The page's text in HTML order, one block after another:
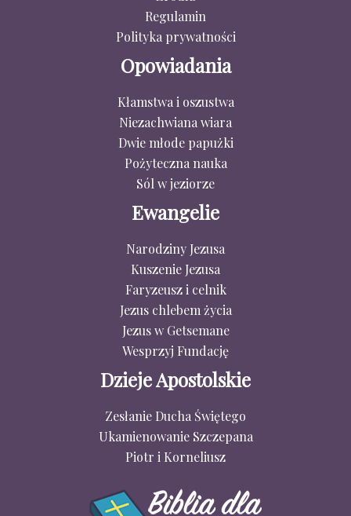
Regulamin
Polityka prywatności
Opowiadania
Kłamstwa i oszustwa
Niezachwiana wiara
Dwie młode papużki
Pożyteczna nauka
Sól w jeziorze
Ewangelie
Narodziny Jezusa
Kuszenie Jezusa
Faryzeusz i celnik
Jezus chlebem życia
Jezus w Getsemane
Wesprzyj Fundację
Dzieje Apostolskie
Zesłanie Ducha Świętego
Ukamienowanie Szczepana
Piotr i Korneliusz